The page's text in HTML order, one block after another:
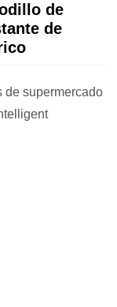
de
de
de supermercado